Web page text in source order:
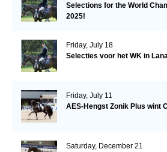
Selections for the World
2025!
Friday, July 18
Selecties voor het WK in
Friday, July 11
AES-Hengst Zonik Plus wint
Saturday, December 21